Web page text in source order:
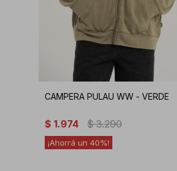
CAMPERA PULAU WW - VERDE
$ 1.974 $ 3.290
40